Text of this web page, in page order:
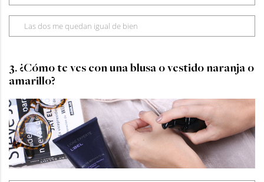
Las dos me quedan igual de bien
3. ¿Cómo te ves con una blusa o vestido naranja o
amarillo?